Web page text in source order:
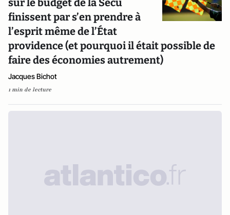
sur le budget de la Sécu
finissent par s’en prendre à
l’esprit même de l’État
providence (et pourquoi il était possible de
faire des économies autrement)
Jacques Bichot
1 min de lecture